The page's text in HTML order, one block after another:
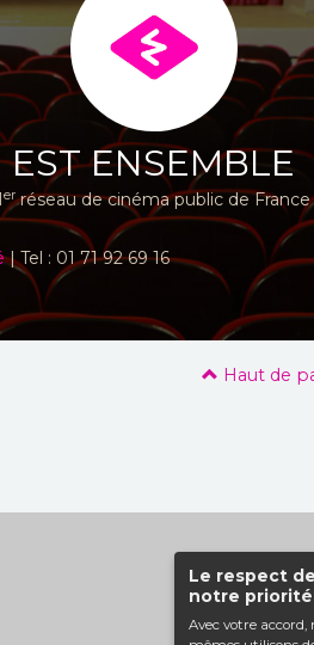
Le respect
notre
Avec votre
EST ENSEMBLE
erréseau de cinéma public de France
| Tel : 01 71 92 69 16
Haut de